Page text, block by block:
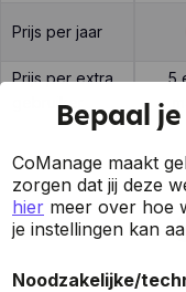
Prijs per jaar
Prijs per extra
gebruiker
5
Bepaal
CoManage maakt
zorgen dat jij deze
hier meer over hoe
je instellingen kan
Noodzakelijke/